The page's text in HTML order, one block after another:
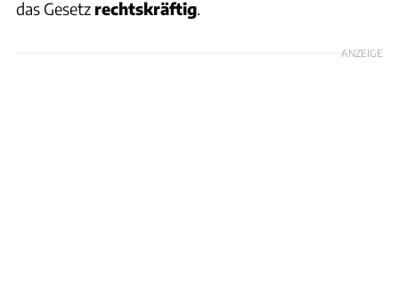
das Gesetz rechtskräftig.
ANZEIGE